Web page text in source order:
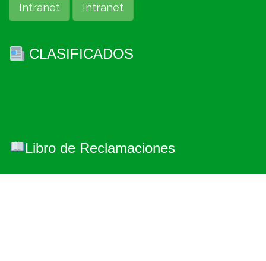
Intranet Intranet
CLASIFICADOS
Libro de Reclamaciones